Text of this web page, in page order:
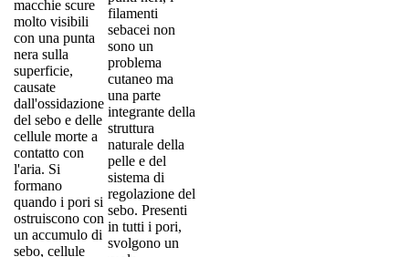
macchie scure
molto visibili
con una punta
nera sulla
superficie,
causate
dall'ossidazione
del sebo e delle
cellule morte a
contatto con
l'aria. Si
formano
quando i pori si
ostruiscono con
un accumulo di
sebo, cellule
filamenti
sebacei non
sono un
problema
cutaneo ma
una parte
integrante della
struttura
naturale della
pelle e del
sistema di
regolazione del
sebo. Presenti
in tutti i pori,
svolgono un